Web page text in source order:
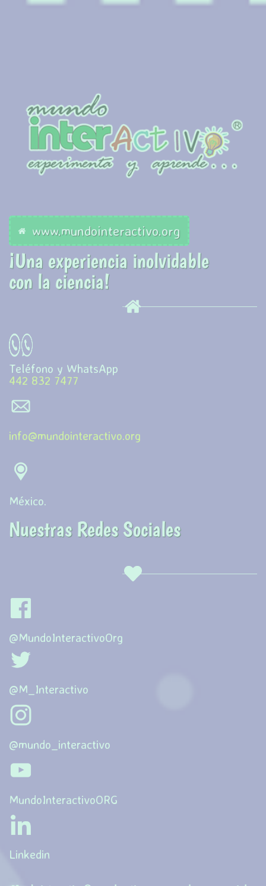
www.mundointeractivo.org
¡Una experiencia inolvidable
​con la ciencia!
Teléfono y WhatsApp
442 832 7477
info@mundointeractivo.org
México.
Nuestras Redes Sociales
@MundoInteractivoOrg
@M_Interactivo
@mundo_interactivo
MundoInteractivoORG
Linkedin